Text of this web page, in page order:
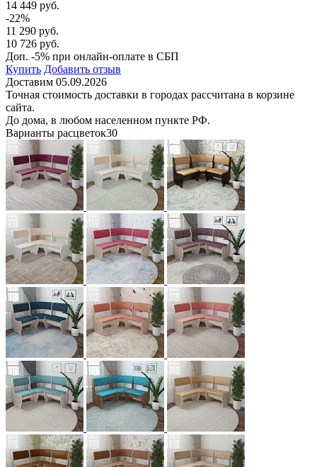
14 449 руб.
-22%
11 290 руб.
10 726 руб.
Доп. -5% при онлайн-оплате в СБП
Купить Добавить отзыв
Доставим 05.09.2026
Точная стоимость доставки в городах рассчитана в корзине
сайта.
До дома, в любом населенном пункте РФ.
Варианты расцветок30